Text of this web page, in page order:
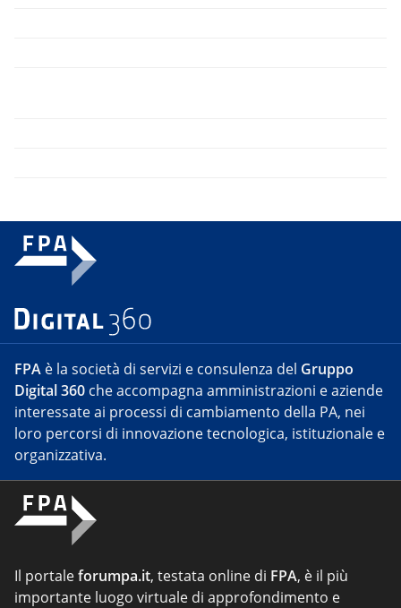
FPA è la società di servizi e consulenza del Gruppo
Digital 360 che accompagna amministrazioni e aziende
interessate ai processi di cambiamento della PA, nei
loro percorsi di innovazione tecnologica, istituzionale e
organizzativa.
Il portaleforumpa.it, testata online di FPA, è il più
importante luogo virtuale di approfondimento e